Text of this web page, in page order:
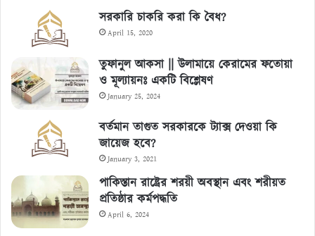
সরকারি চাকরি করা কি বৈধ?
April 15, 2020
তুফানুল আকসা || উলামায়ে কেরামের ফতোয়া
ও মূল্যায়নঃ একটি বিশ্লেষণ
January 25, 2024
বর্তমান তাগুত সরকারকে ট্যাক্স দেওয়া কি
জায়েজ হবে?
January 3, 2021
পাকিস্তান রাষ্ট্রের শরয়ী অবস্থান এবং শরীয়ত
প্রতিষ্ঠার কর্মপদ্ধতি
April 6, 2024